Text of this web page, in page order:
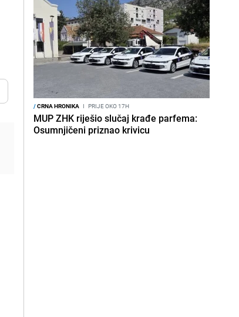
/CRNA HRONIKA I PRIJE OKO 17H
MUP ZHK riješio slučaj krađe parfema:
Osumnjičeni priznao krivicu